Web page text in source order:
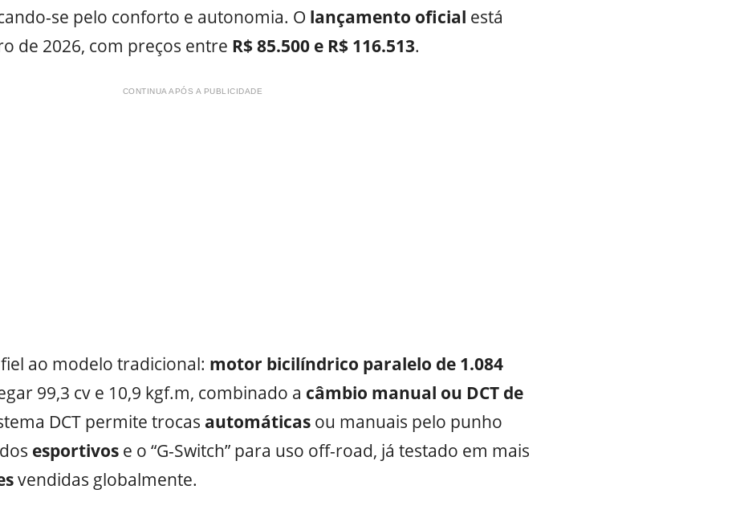
se pelo conforto e autonomia. O lançamento oficial está
de 2026, com preços entre R$ 85.500 e R$ 116.513.
CONTINUA APÓS A PUBLICIDADE
ao modelo tradicional: motor bicilíndrico paralelo de 1.084
99,3 cv e 10,9 kgf.m, combinado a câmbio manual ou DCT de
DCT permite trocas automáticas ou manuais pelo punho
esportivos e o “G-Switch” para uso off-road, já testado em mais
vendidas globalmente.